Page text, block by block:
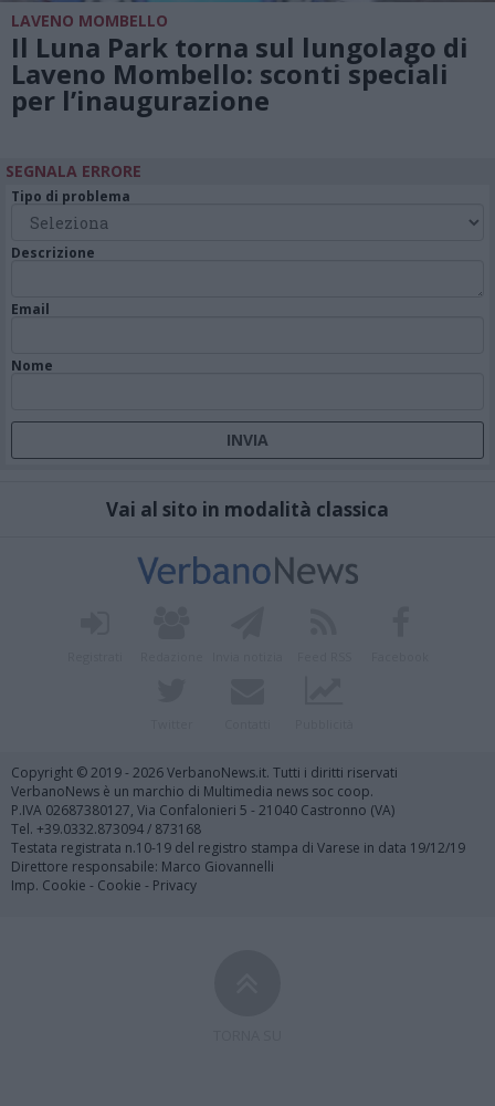
LAVENO MOMBELLO
Il Luna Park torna sul lungolago di
Laveno Mombello: sconti speciali
per l’inaugurazione
SEGNALA ERRORE
Tipo di problema
Descrizione
Email
Nome
Vai al sito in modalità classica
Copyright © 2019 - 2026 VerbanoNews.it. Tutti i diritti riservati
VerbanoNews è un marchio di Multimedia news soc coop.
P.IVA 02687380127, Via Confalonieri 5 - 21040 Castronno (VA)
Tel. +39.0332.873094 / 873168
Testata registrata n.10-19 del registro stampa di Varese in data 19/12/19
Direttore responsabile: Marco Giovannelli
Imp. Cookie - Cookie - Privacy